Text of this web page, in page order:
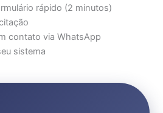
rápido (2 minutos)
contato via WhatsApp
sistema